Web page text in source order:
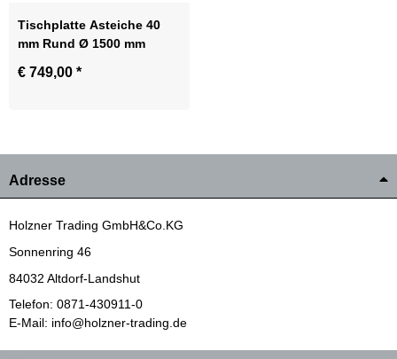
Tischplatte Asteiche 40
mm Rund Ø 1500 mm
€ 749,00 *
Adresse
Holzner Trading GmbH&Co.KG
Sonnenring 46
84032 Altdorf-Landshut
Telefon: 0871-430911-0
E-Mail: info@holzner-trading.de